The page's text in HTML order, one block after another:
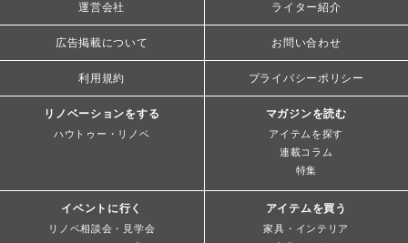
運営会社 ライター紹介
広告掲載について お問い合わせ
利用規約 プライバシーポリシー
リノベーションをする
ハウトゥー・リノベ
マガジンを読む
アイテムを探す
連載コラム
特集
イベントに行く
リノベ相談会・見学会
アイテムを買う
家具・インテリア